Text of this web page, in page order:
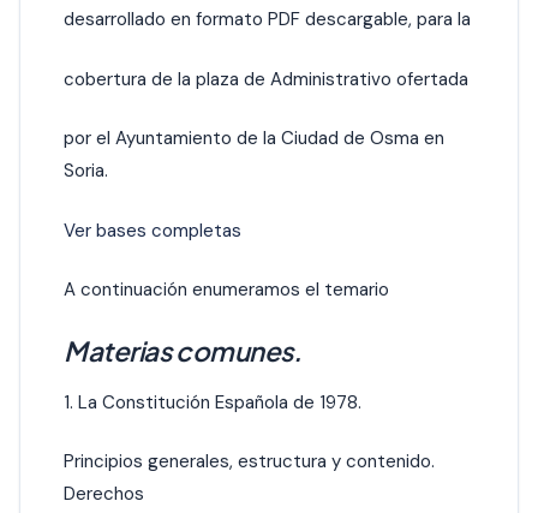
desarrollado en formato PDF descargable, para la
cobertura de la plaza de Administrativo ofertada
por el Ayuntamiento de la Ciudad de Osma en
Soria.
Ver bases completas
A continuación enumeramos el temario
Materias comunes.
1. La Constitución Española de 1978.
Principios generales, estructura y contenido.
Derechos